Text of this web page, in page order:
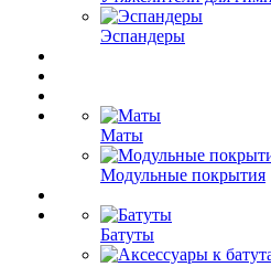
Эспандеры
Маты
Модульные покрытия
Батуты